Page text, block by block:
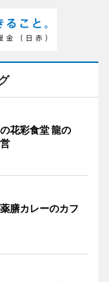
花彩食堂 龍の
膳カレーのカフ